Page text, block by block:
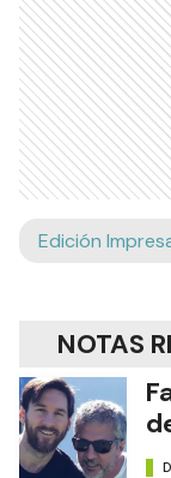
Edición
NOTAS